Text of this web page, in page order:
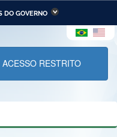
DO GOVERNO
e
ACESSO RESTRITO